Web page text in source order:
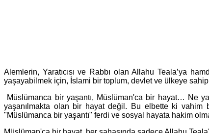
Alemlerin, Yaratıcısı ve Rabbı olan Allahu Teala’ya
yaşayabilmek için, İslami bir toplum, devlet ve ülkeye
Müslümanca bir yaşantı, Müslüman'ca bir hayat… Ne
yaşanılmakta olan bir hayat değil. Bu elbette ki vahim
"Müslümanca bir yaşantı" ferdi ve sosyal hayata hakim